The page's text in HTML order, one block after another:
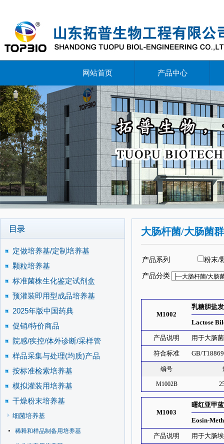
网站首页 产品中心
定做培养基/定制培养基
颗粒培养基
标准菌株生化鉴定试剂盒
预灌装即用型成品培养基
2025年版中国药典
促销/特价商品
院感/疾控/体外诊断/采样管
样品采集与处理(均质)产品
按标准检索培养基
模拟灌装用培养基
干燥粉末培养基
细菌培养基
稀释和样品制备用培养基
大肠杆菌/大肠菌群
产品系列 粉末/
产品分类
M1002
乳糖胆盐
Lactose
产品说明 用于大肠
符合标准 GB/
编号
M1002B
M1003
曙红亚甲
Eosin-
产品说明 用于大肠